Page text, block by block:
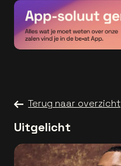
Terug naar overzicht
Uitgelicht